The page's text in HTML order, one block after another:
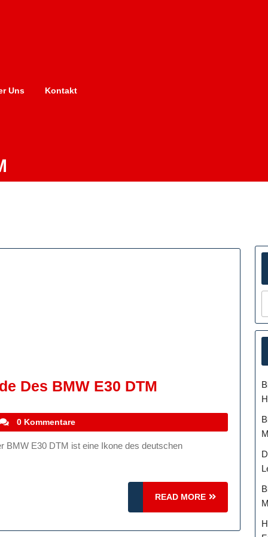
Uns Kontakt
Des BMW E30 DTM
Unvergessliche
Des
DTM
stefanocoletti
0 Kommentare
READ MORE
READ
MORE